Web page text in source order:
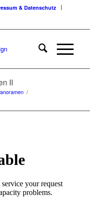
& Datenschutz
II
/